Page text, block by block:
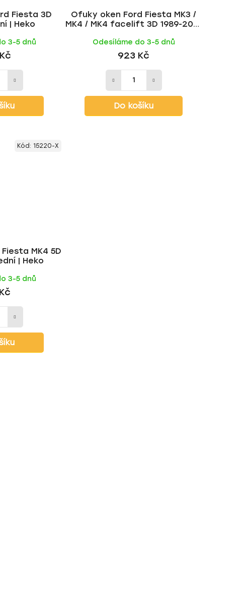
Fiesta 3D
| Heko
3-5 dnů
Ofuky oken Ford Fiesta MK3 /
MK4 / MK4 facelift 3D 1989-2001
Odesíláme do 3-5 dnů
923 Kč
Do košíku
MK4 5D
| Heko
3-5 dnů
Kód: 15220-X